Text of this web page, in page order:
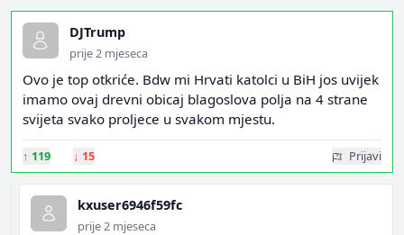
DJTrump
prije 2 mjeseca
Ovo je top otkriće. Bdw mi Hrvati katolci u BiH jos uvijek
imamo ovaj drevni obicaj blagoslova polja na 4 strane
svijeta svako proljece u svakom mjestu.
↑ 119 ↓ 15 Prijavi
kxuser6946f59fc
prije 2 mjeseca